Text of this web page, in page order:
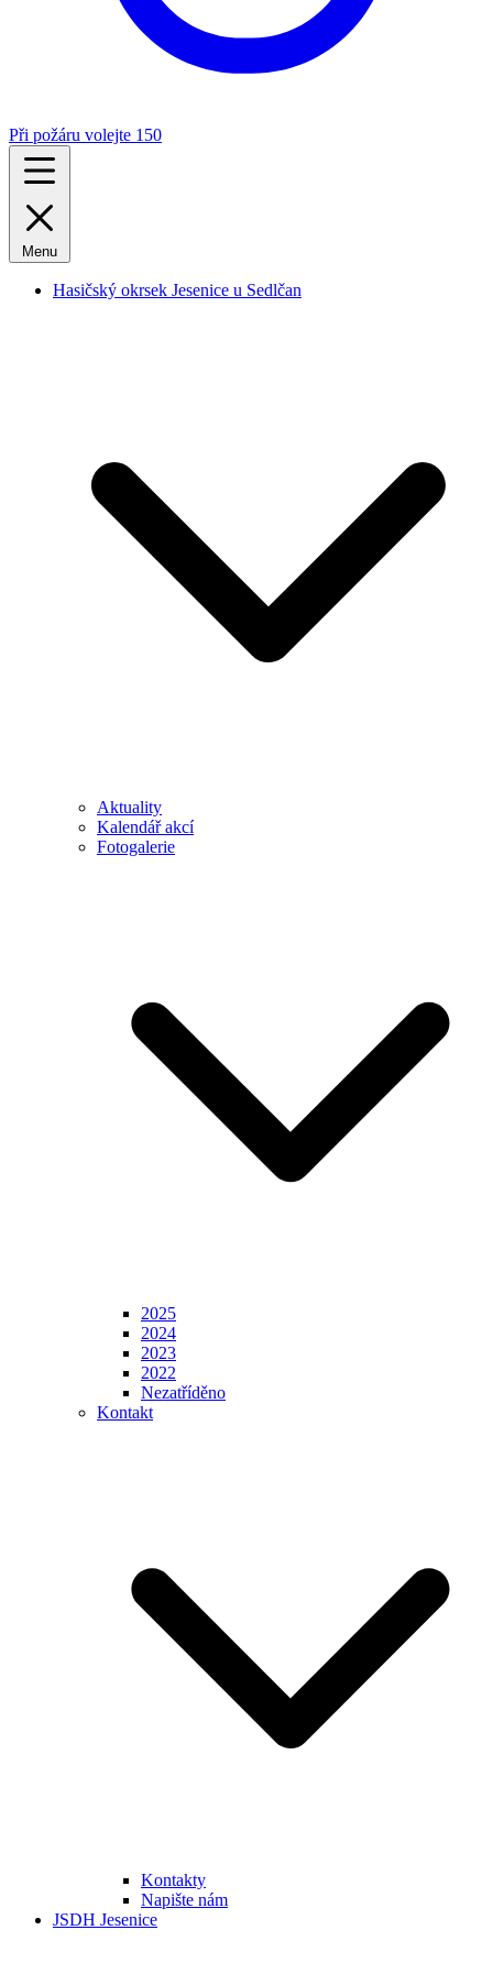
Při požáru volejte 150
Menu
Hasičský okrsek Jesenice u Sedlčan
Aktuality
Kalendář akcí
Fotogalerie
2025
2024
2023
2022
Nezatříděno
Kontakt
Kontakty
Napište nám
JSDH Jesenice